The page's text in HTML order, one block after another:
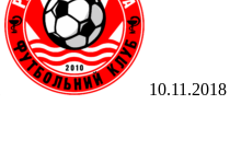
10.11.2018